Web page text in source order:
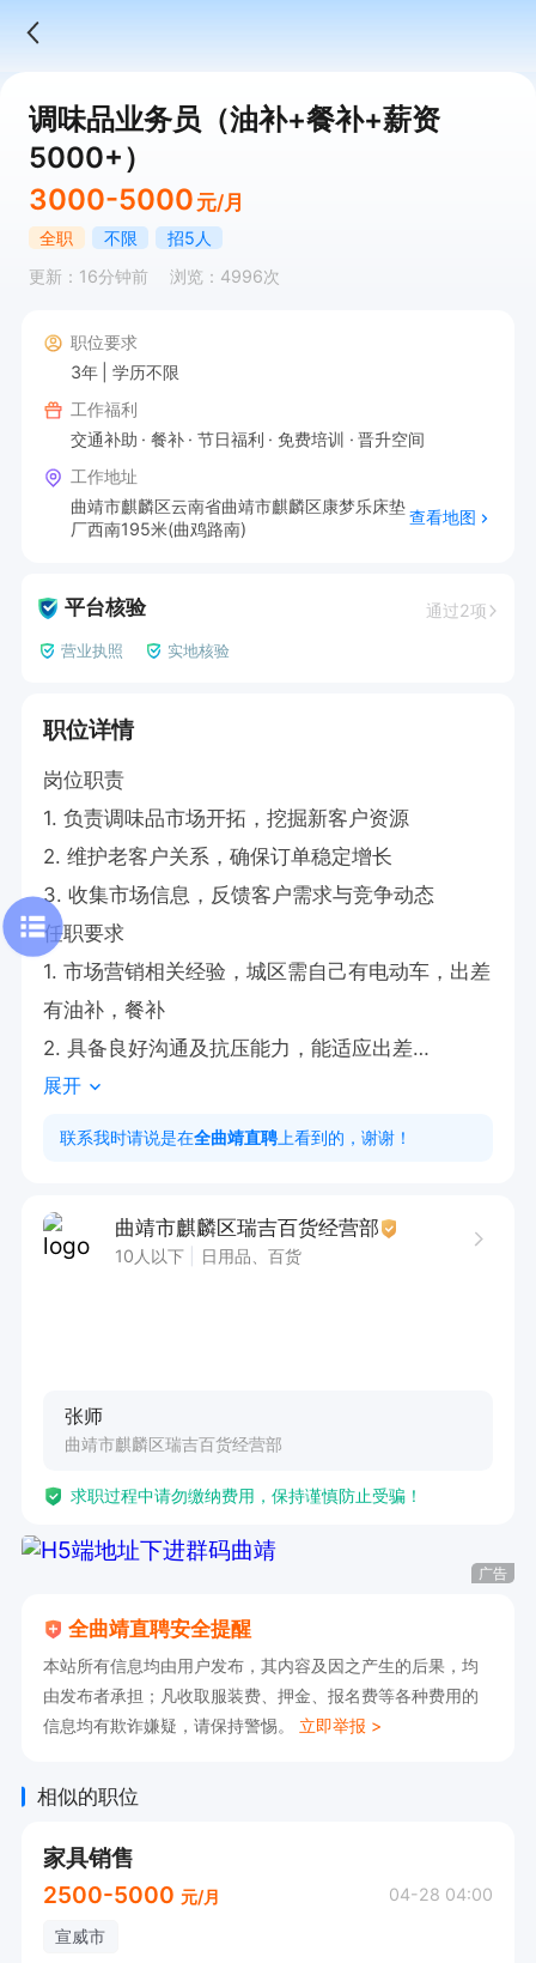
调味品业务员（油补+餐补+薪资
5000+）
3000-5000 元/月
全职 不限
招5人
更新：16分钟前
浏览：4996次
职位要求
3年
学历不限
工作福利
交通补助
餐补 节日福利 免费培训
晋升空间
工作地址
曲靖市麒麟区云南省曲靖市麒麟区康梦乐床垫
厂西南195米(曲鸡路南)
查看地图
平台核验 通过2项
营业执照 实地核验
职位详情
岗位职责
1. 负责调味品市场开拓，挖掘新客户资源
2. 维护老客户关系，确保订单稳定增长
3. 收集市场信息，反馈客户需求与竞争动态
任职要求
1. 市场营销相关经验，城区需自己有电动车，出差
有油补，餐补
2. 具备良好沟通及抗压能力，能适应出差
3. 有调味品销售经验者优先
工作时间
展开
联系我时请说是在全曲靖直聘 上看到的，谢谢！
曲靖市麒麟区瑞吉百货经营部
10人以下 日用品、百货
张师
曲靖市麒麟区瑞吉百货经营部
求职过程中请勿缴纳费用，保持谨慎防止受骗！
广告
全曲靖直聘安全提醒
本站所有信息均由用户发布，其内容及因之产生的后果，均
由发布者承担；凡收取服装费、押金、报名费等各种费用的
信息均有欺诈嫌疑，请保持警惕。 立即举报 >
相似的职位
家具销售
2500-5000 元/月 04-28 04:00
宣威市